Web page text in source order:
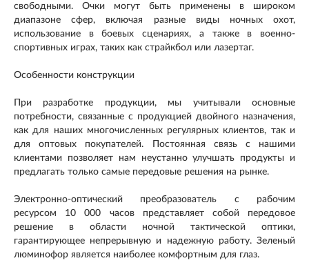
свободными. Очки могут быть применены в широком
диапазоне сфер, включая разные виды ночных охот,
использование в боевых сценариях, а также в военно-
спортивных играх, таких как страйкбол или лазертаг.
Особенности конструкции
При разработке продукции, мы учитывали основные
потребности, связанные с продукцией двойного назначения,
как для наших многочисленных регулярных клиентов, так и
для оптовых покупателей. Постоянная связь с нашими
клиентами позволяет нам неустанно улучшать продукты и
предлагать только самые передовые решения на рынке.
Электронно-оптический преобразователь с рабочим
ресурсом 10 000 часов представляет собой передовое
решение в области ночной тактической оптики,
гарантирующее непрерывную и надежную работу. Зеленый
люминофор является наиболее комфортным для глаз.